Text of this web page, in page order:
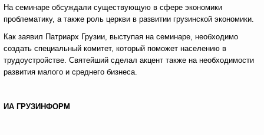
На семинаре обсуждали существующую в сфере экономики
проблематику, а также роль церкви в развитии грузинской экономики.
Как заявил Патриарх Грузии, выступая на семинаре, необходимо
создать специальный комитет, который поможет населению в
трудоустройстве. Святейший сделал акцент также на необходимости
развития малого и среднего бизнеса.
ИА ГРУЗИНФОРМ